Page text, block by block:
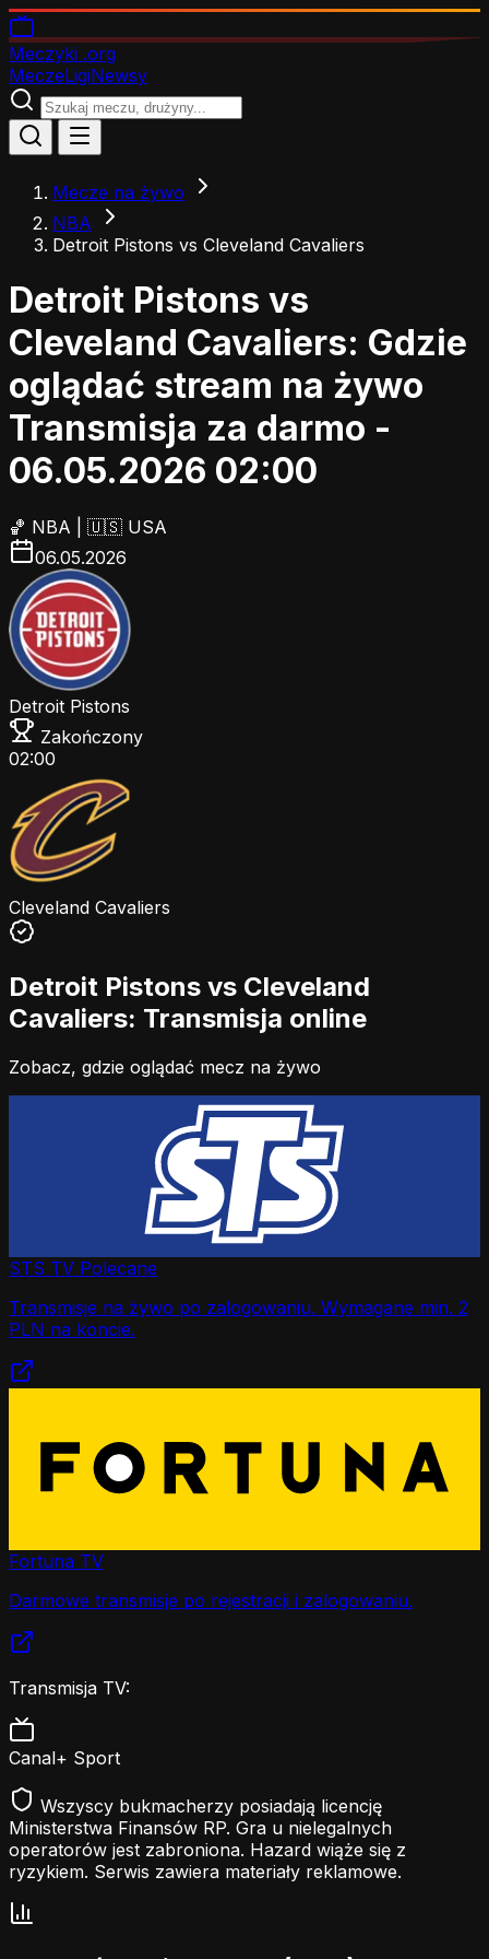
Meczyki .org
MeczeLigiNewsy
Mecze na żywo
NBA
Detroit Pistons vs Cleveland Cavaliers
Detroit Pistons vs
Cleveland Cavaliers: Gdzie
oglądać stream na żywo
Transmisja za darmo -
06.05.2026 02:00
🏀 NBA
🇺🇸 USA
06.05.2026
Detroit Pistons
Zakończony
02:00
Cleveland Cavaliers
Detroit Pistons vs Cleveland
Cavaliers: Transmisja online
Zobacz, gdzie oglądać mecz na żywo
STS TV Polecane
Transmisje na żywo po zalogowaniu. Wymagane min. 2
PLN na koncie.
Fortuna TV
Darmowe transmisje po rejestracji i zalogowaniu.
Transmisja TV:
Canal+ Sport
Wszyscy bukmacherzy posiadają licencję
Ministerstwa Finansów RP. Gra u nielegalnych
operatorów jest zabroniona. Hazard wiąże się z
ryzykiem. Serwis zawiera materiały reklamowe.